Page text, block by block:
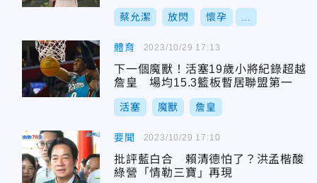
蔡允潔 放閃 懷孕
體育
下一個魔獸！活塞19歲小將紀錄超越
詹皇 場均15.3籃板暫居聯盟第一
活塞 魔獸 詹皇
2023/10/29 17:13
要聞
批評藍白合 賴清德怕了？洪孟楷酸
綠營「情勒三寶」再現
2023/10/29 17:10